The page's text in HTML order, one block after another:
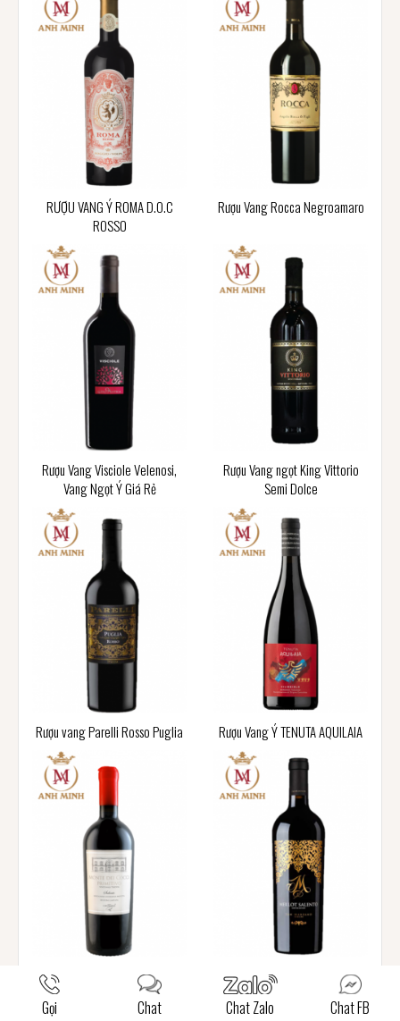
RƯỢU VANG Ý ROMA D.O.C
ROSSO
Rượu Vang Rocca Negroamaro
Rượu Vang Visciole Velenosi,
Vang Ngọt Ý Giá Rẻ
Rượu Vang ngọt King Vittorio
Semi Dolce
Rượu vang Parelli Rosso Puglia Rượu Vang Ý TENUTA AQUILAIA
Rượu vang Monte Dei Cocci
Rượu Vang M Limited Merlot
Gọi Chat Chat Zalo Chat FB